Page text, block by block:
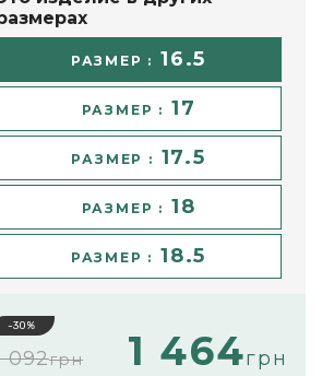
РАЗМЕР : 16.5
РАЗМЕР : 17
РАЗМЕР : 17.5
РАЗМЕР : 18
РАЗМЕР : 18.5
-30%
092грн 1 464грн